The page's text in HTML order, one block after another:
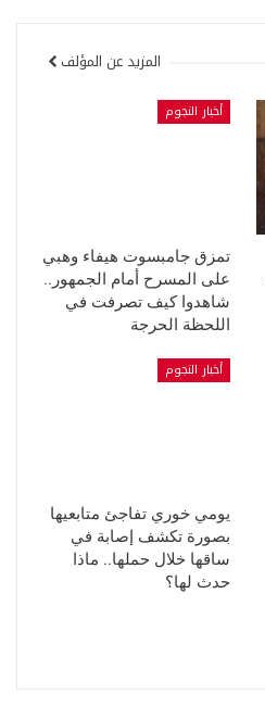
المزيد عن المؤلف
أخبار النجوم
تمزق جامبسوت هيفاء وهبي
على المسرح أمام الجمهور..
شاهدوا كيف تصرفت في
اللحظة الحرجة
أخبار النجوم
يومي خوري تفاجئ متابعيها
بصورة تكشف إصابة في
ساقها خلال حملها.. ماذا
حدث لها؟